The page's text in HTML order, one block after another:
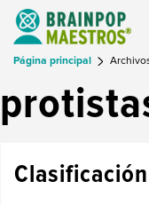
Página principal